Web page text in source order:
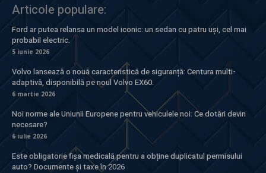
Articole populare:
Ford ar putea relansa un model iconic: un sedan cu patru uși, cel mai
probabil electric.
5 iunie 2026
Volvo lansează o nouă caracteristică de siguranță: Centura multi-
adaptivă, disponibilă pe noul Volvo EX60.
6 martie 2026
Noi norme ale Uniunii Europene pentru vehiculele noi: Ce dotări devin
necesare?
6 iulie 2026
Este obligatorie fișa medicală pentru a obține duplicatul permisului
auto? Documente și taxe în 2026